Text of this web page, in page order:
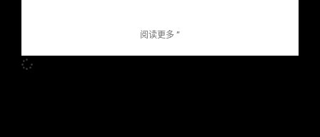
阅读更多 ”